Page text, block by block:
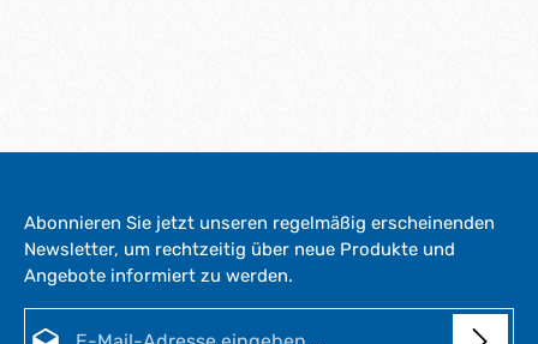
Abonnieren Sie jetzt unseren regelmäßig erscheinenden
Newsletter, um rechtzeitig über neue Produkte und
Angebote informiert zu werden.